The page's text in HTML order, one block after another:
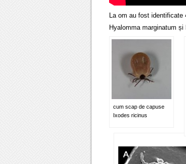
La om au fost
Hyalomma marginatum
cum scap de capuse
Ixodes ricinus